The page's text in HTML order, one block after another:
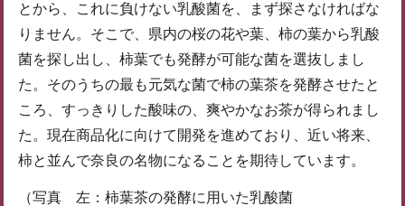
とから、これに負けない乳酸菌を、まず探さなければな
りません。そこで、県内の桜の花や葉、柿の葉から乳酸
菌を探し出し、柿葉でも発酵が可能な菌を選抜しまし
た。そのうちの最も元気な菌で柿の葉茶を発酵させたと
ころ、すっきりした酸味の、爽やかなお茶が得られまし
た。現在商品化に向けて開発を進めており、近い将来、
柿と並んで奈良の名物になることを期待しています。
（写真 左：柿葉茶の発酵に用いた乳酸菌